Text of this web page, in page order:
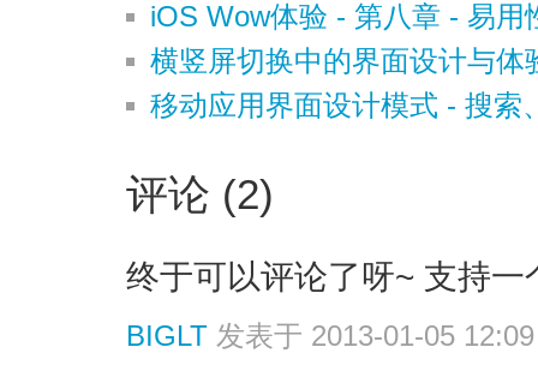
iOS Wow体验 - 第八章 - 易用
横竖屏切换中的界面设计与体
移动应用界面设计模式 - 搜索
评论 (2)
终于可以评论了呀~ 支持一
BIGLT 发表于 2013-01-05 12:09